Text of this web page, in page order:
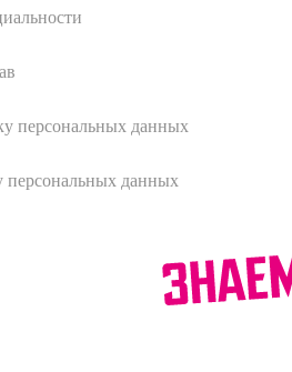
персональных данных
персональных данных